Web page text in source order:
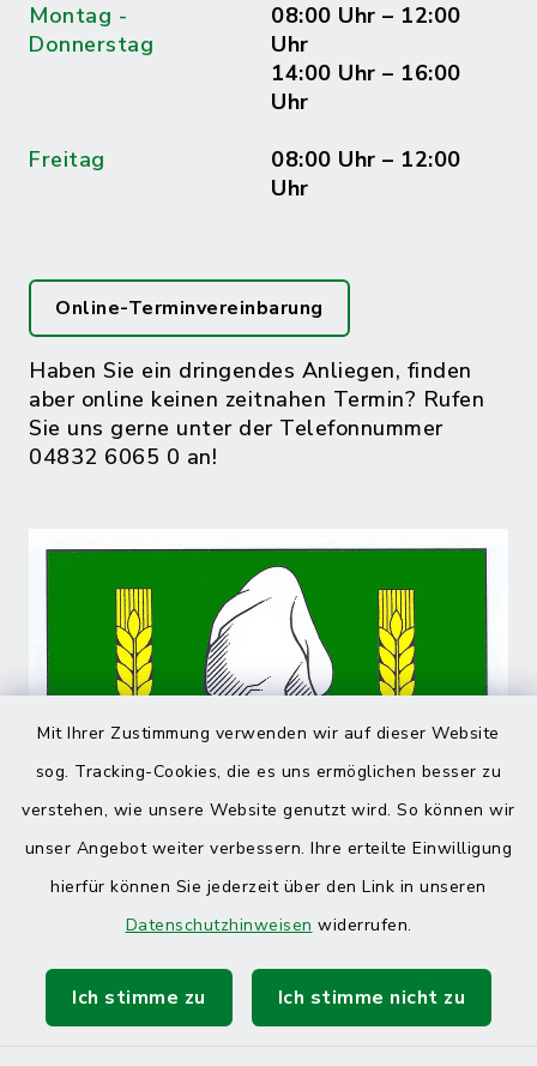
Mit Ihrer Zustimmung verwenden wir auf dieser Website
sog. Tracking-Cookies, die es uns ermöglichen besser zu
verstehen, wie unsere Website genutzt wird. So können wir
unser Angebot weiter verbessern. Ihre erteilte Einwilligung
hierfür können Sie jederzeit über den Link in unseren
Datenschutzhinweisen widerrufen.
Ich stimme zu Ich stimme nicht zu
Montag -
Donnerstag
08:00 Uhr – 12:00
Uhr
14:00 Uhr – 16:00
Uhr
Freitag
08:00 Uhr – 12:00
Uhr
Online-Terminvereinbarung
Haben Sie ein dringendes Anliegen, finden
aber online keinen zeitnahen Termin? Rufen
Sie uns gerne unter der Telefonnummer
04832 6065 0 an!